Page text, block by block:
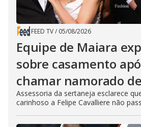
FEED TV/ 05/08/2026
Equipe de Maiara
sobre casamento
chamar namorado
Assessoria da sertaneja esclarece
carinhoso a Felipe Cavalliere não